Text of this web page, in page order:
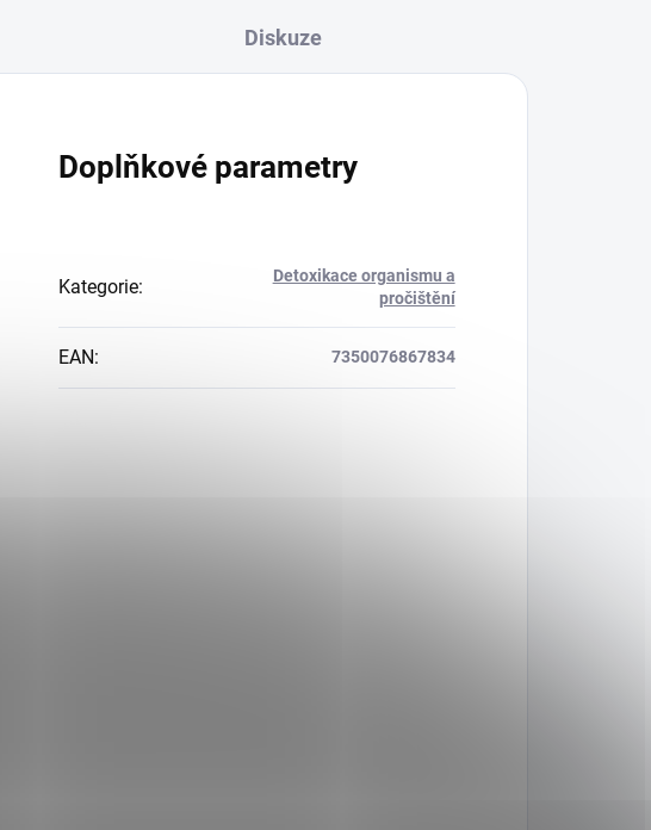
Diskuze
Doplňkové parametry
Kategorie:
Detoxikace organismu a
pročištění
EAN: 7350076867834